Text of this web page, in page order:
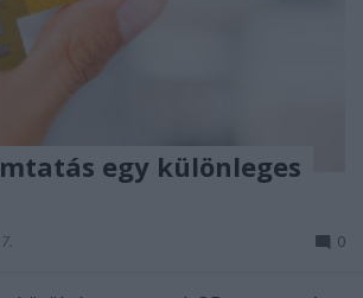
egy különleges
0